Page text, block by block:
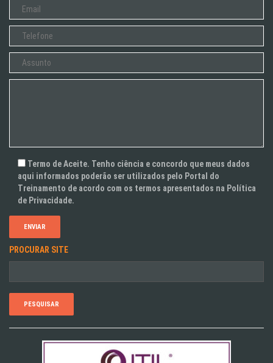
Termo de Aceite. Tenho ciência e concordo que meus dados
aqui informados poderão ser utilizados pelo Portal do
Treinamento de acordo com os termos apresentados na Política
de Privacidade.
PROCURAR SITE